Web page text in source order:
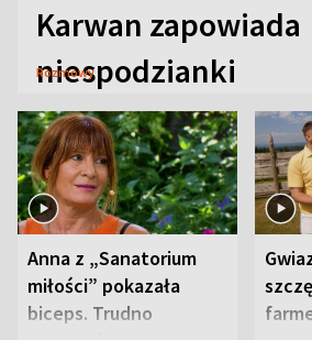
Karwan zapowiada
niespodzianki
Rozmowy
Anna z „Sanatorium
miłości” pokazała
biceps. Trudno